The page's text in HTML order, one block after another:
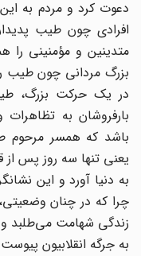
دعوت کرد و مردم به
افرادى چون طیب
متدینین و مؤمنینى را
بزرگ مردانى چون طیب
در یک حرکت بزرگ،
بارفروشان به تظاهرات
یعنى تنها سه روز پس از
به دنیا آورد و این
چرا که در چنان
زندگى شهامت مى‌طلبد و
به جرگه انقلابیون